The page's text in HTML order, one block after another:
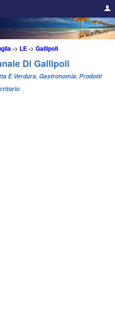
-> LE-> Gallipoli
Di Gallipoli
E Verdura, Gastronomia, Prodotti